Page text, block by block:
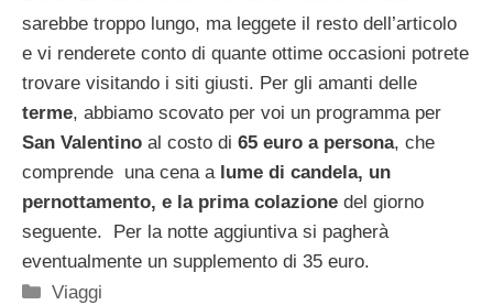
sarebbe troppo lungo, ma leggete il resto dell’articolo
e vi renderete conto di quante ottime occasioni potrete
trovare visitando i siti giusti. Per gli amanti delle
terme, abbiamo scovato per voi un programma per
San Valentino al costo di 65 euro a persona, che
comprende una cena a lume di candela, un
pernottamento, e la prima colazione del giorno
seguente. Per la notte aggiuntiva si pagherà
eventualmente un supplemento di 35 euro.
Categorie
Viaggi